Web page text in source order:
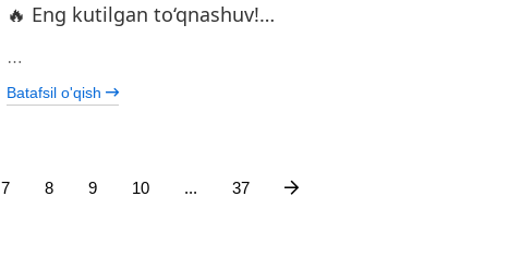
🔥 Eng kutilgan to‘qnashuv!…
…
Batafsil o'qish
7 8 9 10 ... 37